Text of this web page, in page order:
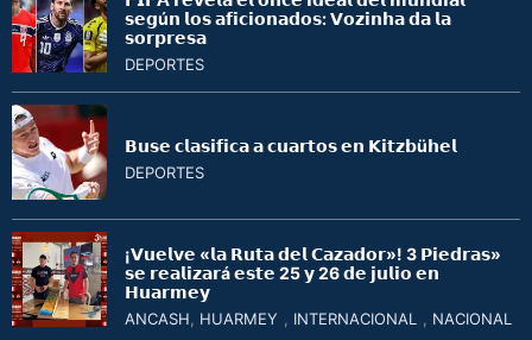
𝘀𝗲𝗴ú𝗻 𝗹𝗼𝘀 𝗮𝗳𝗶𝗰𝗶𝗼𝗻𝗮𝗱𝗼𝘀: 𝗩𝗼𝘇𝗶𝗻𝗵𝗮 𝗱𝗮 𝗹𝗮
𝘀𝗼𝗿𝗽𝗿𝗲𝘀𝗮
DEPORTES
𝗕𝘂𝘀𝗲 𝗰𝗹𝗮𝘀𝗶𝗳𝗶𝗰𝗮 𝗮 𝗰𝘂𝗮𝗿𝘁𝗼𝘀 𝗲𝗻 𝗞𝗶𝘁𝘇𝗯ü𝗵𝗲𝗹
DEPORTES
¡𝗩𝘂𝗲𝗹𝘃𝗲 «𝗹𝗮 𝗥𝘂𝘁𝗮 𝗱𝗲𝗹 𝗖𝗮𝘇𝗮𝗱𝗼𝗿»! 3 𝗣𝗶𝗲𝗱𝗿𝗮𝘀»
𝘀𝗲 𝗿𝗲𝗮𝗹𝗶𝘇𝗮𝗿á 𝗲𝘀𝘁𝗲 25 𝘆 26 𝗱𝗲 𝗷𝘂𝗹𝗶𝗼 𝗲𝗻
𝗛𝘂𝗮𝗿𝗺𝗲𝘆
ANCASH HUARMEY INTERNACIONAL NACIONAL